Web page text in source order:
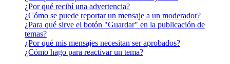
¿Por qué recibí una advertencia?
¿Cómo se puede reportar un mensaje a un moderador?
¿Para qué sirve el botón "Guardar" en la publicación de
temas?
¿Por qué mis mensajes necesitan ser aprobados?
¿Cómo hago para reactivar un tema?